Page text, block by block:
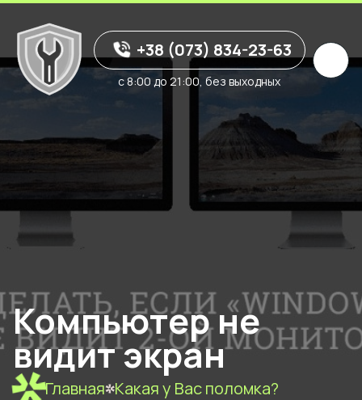
+38 (073) 834-23-63
с 8:00 до 21:00, без выходных
Компьютер не
видит экран
Главная Какая у Вас поломка?